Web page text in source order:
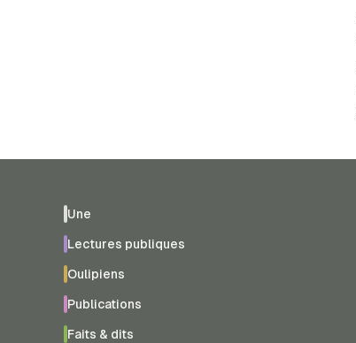
Une
Lectures publiques
Oulipiens
Publications
Faits & dits